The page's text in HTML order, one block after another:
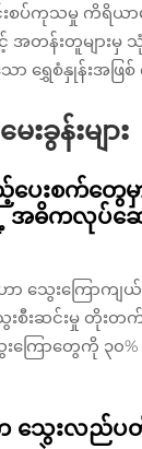
ပ်ကုသမှု ကိရိယာမ
တန်းတူများမှ
ော ရွှေစံနှုန်းအဖြ
ခွန်းများ
ပေးစက်တွေ
အဓိကလုပ်ဆ
ေးကြောကျယ်
းစီးဆင်းမှု တိုးတ
ြောတွေကို ၃၀%
သွေးလည်